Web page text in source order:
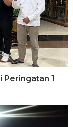
Peringatan 1